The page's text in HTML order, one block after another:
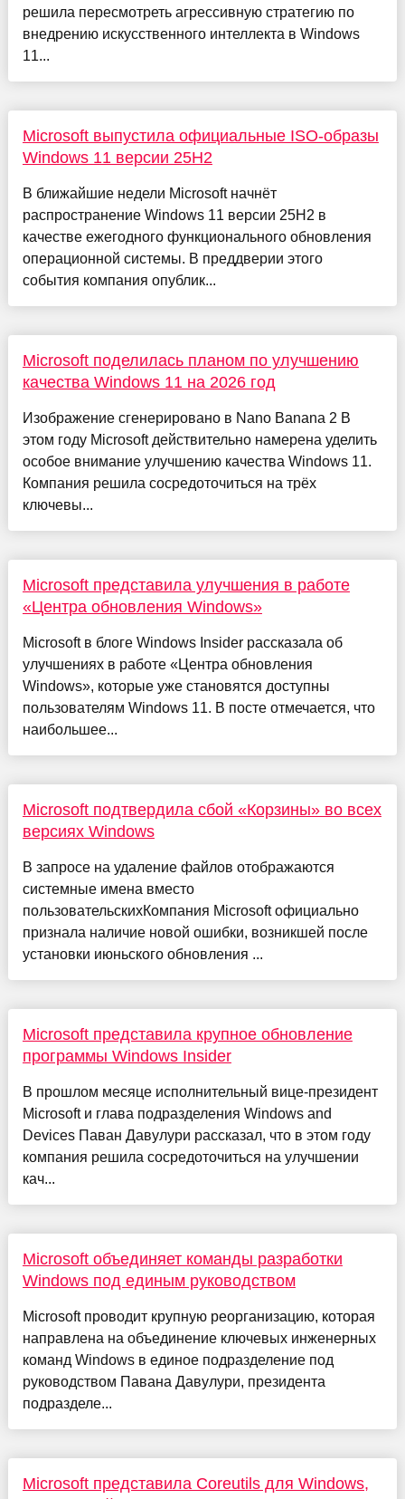
решила пересмотреть агрессивную стратегию по
внедрению искусственного интеллекта в Windows
11...
Microsoft выпустила официальные ISO-образы
Windows 11 версии 25H2
В ближайшие недели Microsoft начнёт
распространение Windows 11 версии 25H2 в
качестве ежегодного функционального обновления
операционной системы. В преддверии этого
события компания опублик...
Microsoft поделилась планом по улучшению
качества Windows 11 на 2026 год
Изображение сгенерировано в Nano Banana 2 В
этом году Microsoft действительно намерена уделить
особое внимание улучшению качества Windows 11.
Компания решила сосредоточиться на трёх
ключевы...
Microsoft представила улучшения в работе
«Центра обновления Windows»
Microsoft в блоге Windows Insider рассказала об
улучшениях в работе «Центра обновления
Windows», которые уже становятся доступны
пользователям Windows 11. В посте отмечается, что
наибольшее...
Microsoft подтвердила сбой «Корзины» во всех
версиях Windows
В запросе на удаление файлов отображаются
системные имена вместо
пользовательскихКомпания Microsoft официально
признала наличие новой ошибки, возникшей после
установки июньского обновления ...
Microsoft представила крупное обновление
программы Windows Insider
В прошлом месяце исполнительный вице-президент
Microsoft и глава подразделения Windows and
Devices Паван Давулури рассказал, что в этом году
компания решила сосредоточиться на улучшении
кач...
Microsoft объединяет команды разработки
Windows под единым руководством
Microsoft проводит крупную реорганизацию, которая
направлена на объединение ключевых инженерных
команд Windows в единое подразделение под
руководством Павана Давулури, президента
подразделе...
Microsoft представила Coreutils для Windows,